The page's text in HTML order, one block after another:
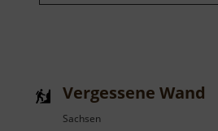
Vergessene Wand
Sachsen